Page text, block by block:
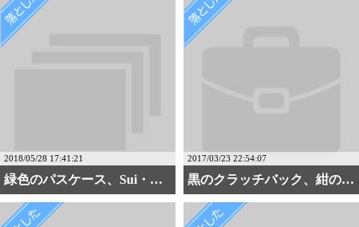
2018/05/28 17:41:21
緑色のパスケース、Sui・・・
2017/03/23 22:54:07
黒のクラッチバック、紺の・・・